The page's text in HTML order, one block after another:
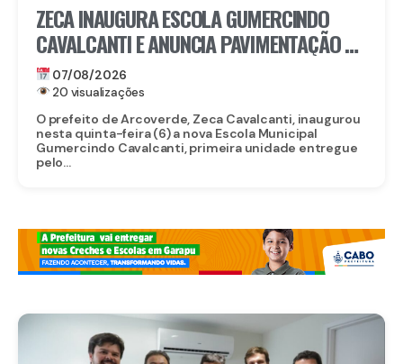
ZECA INAUGURA ESCOLA GUMERCINDO
CAVALCANTI E ANUNCIA PAVIMENTAÇÃO DE
QUASE 100 RUAS EM ARCOVERDE
07/08/2026
20 visualizações
O prefeito de Arcoverde, Zeca Cavalcanti, inaugurou
nesta quinta-feira (6) a nova Escola Municipal
Gumercindo Cavalcanti, primeira unidade entregue
pelo...